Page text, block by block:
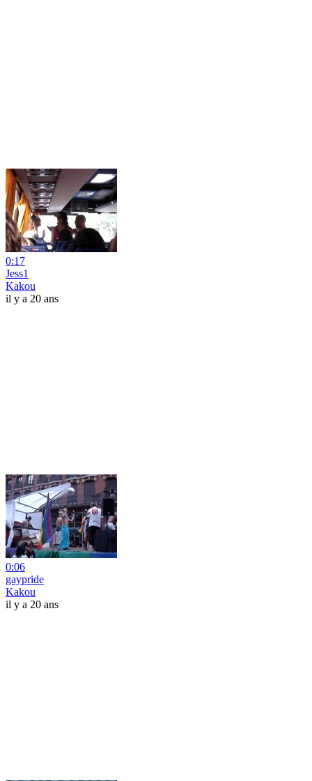
0:17
Jess1
Kakou
il y a 20 ans
0:06
gaypride
Kakou
il y a 20 ans